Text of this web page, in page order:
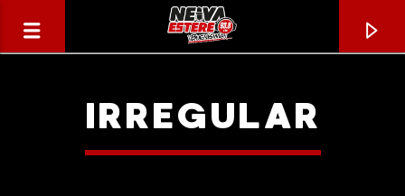
IRREGULAR